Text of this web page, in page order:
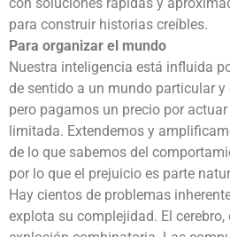
para construir historias creíbles.
Para organizar el mundo
Nuestra inteligencia está influida
de sentido a un mundo particular
pero pagamos un precio por
limitada. Extendemos y
de lo que sabemos del
por lo que el prejuicio es parte
Hay cientos de problemas
explota su complejidad. El cerebro,